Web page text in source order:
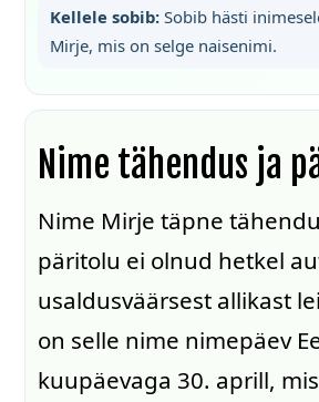
Kellele sobib:Sobib hästi
Mirje, mis on selge naisenimi.
Nime tähendus ja
Nime Mirje täpne
päritolu ei olnud hetkel
usaldusväärsest allikast
on selle nime nimepäev
kuupäevaga 30. aprill,